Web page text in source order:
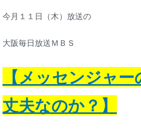
今月１１日（木）放送の
大阪毎日放送ＭＢＳ
【メッセンジャ
丈夫なのか？】